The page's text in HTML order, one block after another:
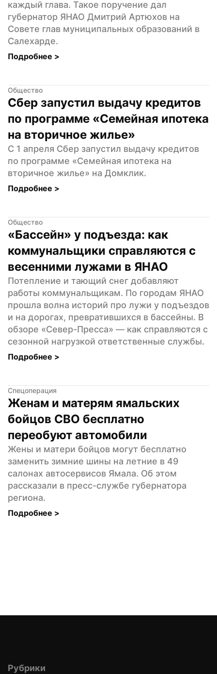
каждый глава. Такое поручение дал
губернатор ЯНАО Дмитрий Артюхов на
Совете глав муниципальных образований в
Салехарде.
Подробнее >
Общество
Сбер запустил выдачу кредитов
по программе «Семейная ипотека
на вторичное жилье»
С 1 апреля Сбер запустил выдачу кредитов
по программе «Семейная ипотека на
вторичное жилье» на Домклик.
Подробнее >
Общество
«Бассейн» у подъезда: как
коммунальщики справляются с
весенними лужами в ЯНАО
Потепление и тающий снег добавляют
работы коммунальщикам. По городам ЯНАО
прошла волна историй про лужи у подъездов
и на дорогах, превратившихся в бассейны. В
обзоре «Север-Пресса» — как справляются с
сезонной нагрузкой ответственные службы.
Подробнее >
Спецоперация
Женам и матерям ямальских
бойцов СВО бесплатно
переобуют автомобили
Жены и матери бойцов могут бесплатно
заменить зимние шины на летние в 49
салонах автосервисов Ямала. Об этом
рассказали в пресс-службе губернатора
региона.
Подробнее >
Рубрики